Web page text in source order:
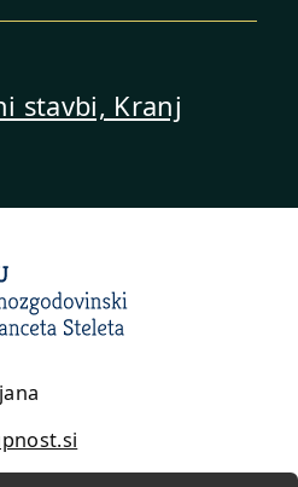
stavbi, Kranj